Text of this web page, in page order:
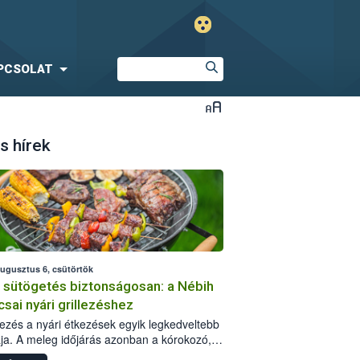
hírek
6, csütörtök
sütögetés biztonságosan: a Nébih
nyári grillezéshez
a nyári étkezések egyik legkedveltebb
A meleg időjárás azonban a kórokozó,
okozó baktériumok gyorsabb